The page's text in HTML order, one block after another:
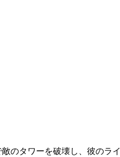
のタワーを破壊し、彼の